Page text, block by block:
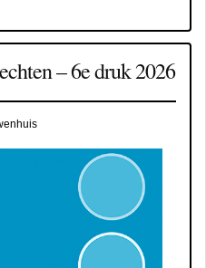
– 6e druk 2026